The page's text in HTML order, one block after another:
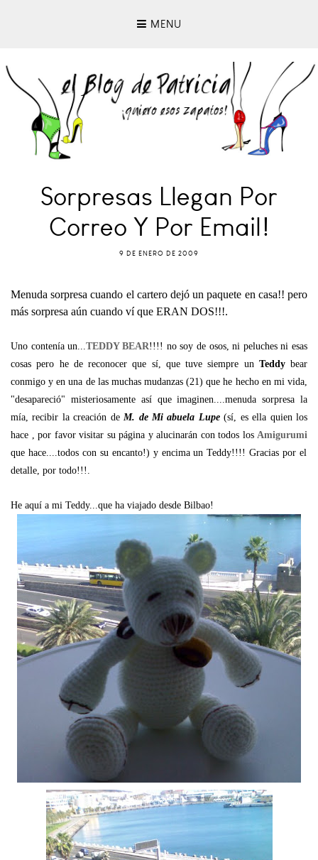
MENU
Sorpresas Llegan Por
Correo Y Por Email!
9 DE ENERO DE 2009
Menuda sorpresa cuando el cartero dejó un paquete en casa!! pero
más sorpresa aún cuando ví que ERAN DOS!!!.
Uno contenía un...TEDDY BEAR!!!! no soy de osos, ni peluches ni esas
cosas pero he de reconocer que sí, que tuve siempre un Teddybear
conmigo y en una de las muchas mudanzas (21) que he hecho en mi vida,
"desapareció" misteriosamente así que imaginen....menuda sorpresa la
mía, recibir la creación de M. de Mi abuela Lupe(sí, es ella quien los
hace , por favor visitar su página y alucinarán con todos los Amigurumi
que hace....todos con su encanto!) y encima un Teddy!!!! Gracias por el
detalle, por todo!!!.
He aquí a mi Teddy...que ha viajado desde Bilbao!